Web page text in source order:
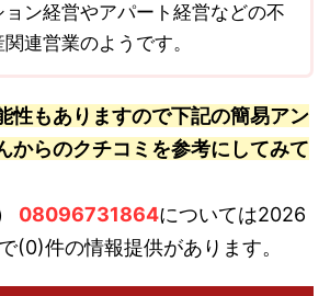
ョン経営やアパート経営などの不
連営業のようです。
性もありますので下記の簡易アン
からのクチコミを参考にしてみて
08096731864については2026
(0)件の情報提供があります。